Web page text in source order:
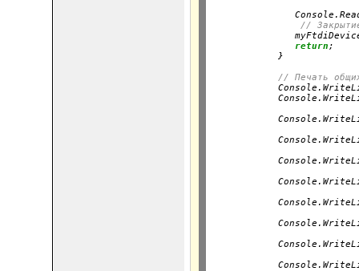
//
return;
            }
// Печать